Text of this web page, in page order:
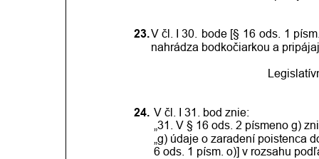
23.V čl. I 30. bode [§ 16 ods. 1
nahrádza bodkočiarkou a
24. V čl. I 31. bod znie:
„31. V § 16 ods. 2 písmeno g)
„g) údaje o zaradení poistenca
6 ods. 1 písm. o)] v rozsahu